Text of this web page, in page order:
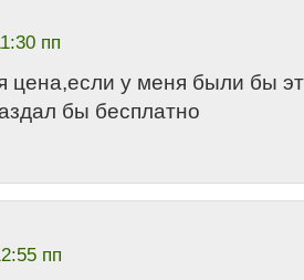
пп
цена,если у меня были бы
бы бесплатно
пп